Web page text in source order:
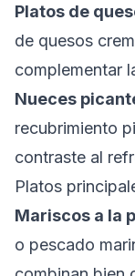
Platos de
de quesos
complementar
Nueces
recubrimiento
contraste al
Platos
Mariscos a la
o pescado